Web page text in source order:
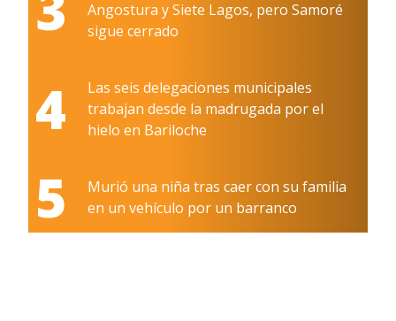
Angostura y Siete Lagos, pero Samoré
sigue cerrado
4
Las seis delegaciones municipales
trabajan desde la madrugada por el
hielo en Bariloche
5
Murió una niña tras caer con su familia
en un vehículo por un barranco